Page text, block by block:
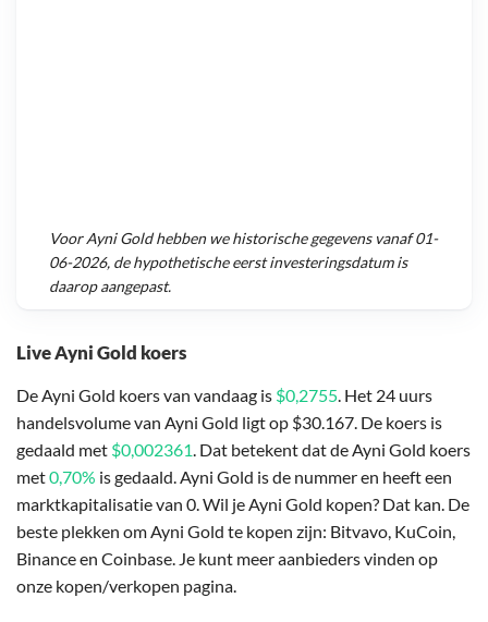
Live Ayni Gold koers
De Ayni Gold koers van vandaag is $0,2755. Het 24 uurs
handelsvolume van Ayni Gold ligt op $30.167. De koers is
gedaald met $0,002361. Dat betekent dat de Ayni Gold koers
met0,70% is gedaald. Ayni Gold is de nummer en heeft een
marktkapitalisatie van 0. Wil je Ayni Gold kopen? Dat kan. De
beste plekken om Ayni Gold te kopen zijn: Bitvavo, KuCoin,
Binance en Coinbase. Je kunt meer aanbieders vinden op
onze kopen/verkopen pagina.
VoorAyni Goldhebben we historische gegevens vanaf01-
06-2026, de hypothetische eerst investeringsdatum is
daarop aangepast.